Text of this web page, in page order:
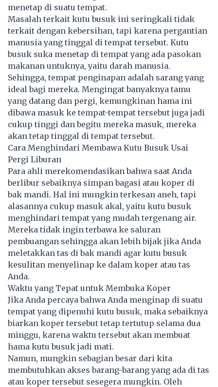
menetap di suatu tempat.
Masalah terkait kutu busuk ini seringkali tidak
terkait dengan kebersihan, tapi karena pergantian
manusia yang tinggal di tempat tersebut. Kutu
busuk suka menetap di tempat yang ada pasokan
makanan untuknya, yaitu darah manusia.
Sehingga, tempat penginapan adalah sarang yang
ideal bagi mereka. Mengingat banyaknya tamu
yang datang dan pergi, kemungkinan hama ini
dibawa masuk ke tempat-tempat tersebut juga jadi
cukup tinggi dan begitu mereka masuk, mereka
akan tetap tinggal di tempat tersebut.
Cara Menghindari Membawa Kutu Busuk Usai
Pergi Liburan
Para ahli merekomendasikan bahwa saat Anda
berlibur sebaiknya simpan bagasi atau koper di
bak mandi. Hal ini mungkin terkesan aneh, tapi
alasannya cukup masuk akal, yaitu kutu busuk
menghindari tempat yang mudah tergenang air.
Mereka tidak ingin terbawa ke saluran
pembuangan sehingga akan lebih bijak jika Anda
meletakkan tas di bak mandi agar kutu busuk
kesulitan menyelinap ke dalam koper atau tas
Anda.
Waktu yang Tepat untuk Membuka Koper
Jika Anda percaya bahwa Anda menginap di suatu
tempat yang dipenuhi kutu busuk, maka sebaiknya
biarkan koper tersebut tetap tertutup selama dua
minggu, karena waktu tersebut akan membuat
hama kutu busuk jadi mati.
Namun, mungkin sebagian besar dari kita
membutuhkan akses barang-barang yang ada di tas
atau koper tersebut sesegera mungkin. Oleh